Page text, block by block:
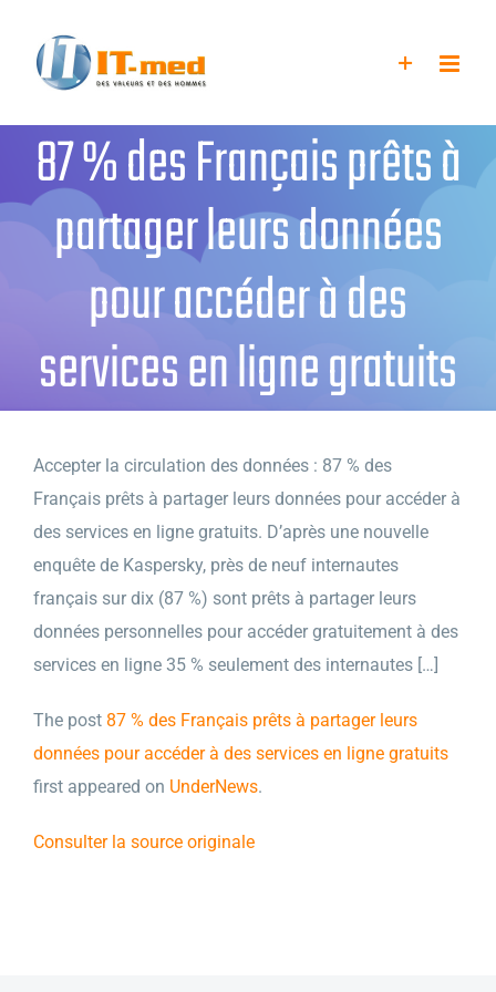
contenu
87 % des Français prêts à
partager leurs données
pour accéder à des
services en ligne gratuits
Accepter la circulation des données : 87 % des
Français prêts à partager leurs données pour accéder à
des services en ligne gratuits. D’après une nouvelle
enquête de Kaspersky, près de neuf internautes
français sur dix (87 %) sont prêts à partager leurs
données personnelles pour accéder gratuitement à des
services en ligne 35 % seulement des internautes […]
The post 87 % des Français prêts à partager leurs
données pour accéder à des services en ligne gratuits
first appeared on UnderNews.
Consulter la source originale